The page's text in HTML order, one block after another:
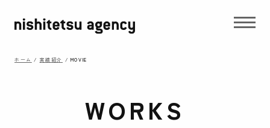
ホーム / 実績紹介 / MOVIE
WORKS